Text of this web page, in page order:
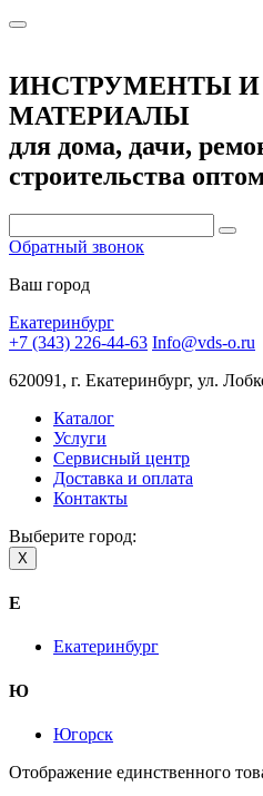
ИНСТРУМЕНТЫ И
МАТЕРИАЛЫ
для дома, дачи,
строительства
Обратный звонок
Ваш город
Екатеринбург
+7 (343) 226-44-63 Info@vds-o.ru
620091, г. Екатеринбург, ул.
Каталог
Услуги
Сервисный центр
Доставка и оплата
Контакты
Выберите город:
X
Е
Екатеринбург
Ю
Югорск
Отображение единственного